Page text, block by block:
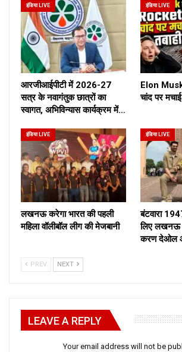
इंडिया LIVE
आरजीआईपीटी में 2026-27
सत्र के नवागंतुक छात्रों का
स्वागत, अभिविन्यास कार्यक्रम में…
इंडिया LIVE
Elon
चांद पर मचाई
इंडिया LIVE
लखनऊ करेगा भारत की पहली
महिला वॉलीबॉल लीग की मेजबानी
इंडिया LIVE
बंटवारा
लिए लखनऊ
करण देओल
PREV NEXT
LEAVE A REPLY
Your email address will not be